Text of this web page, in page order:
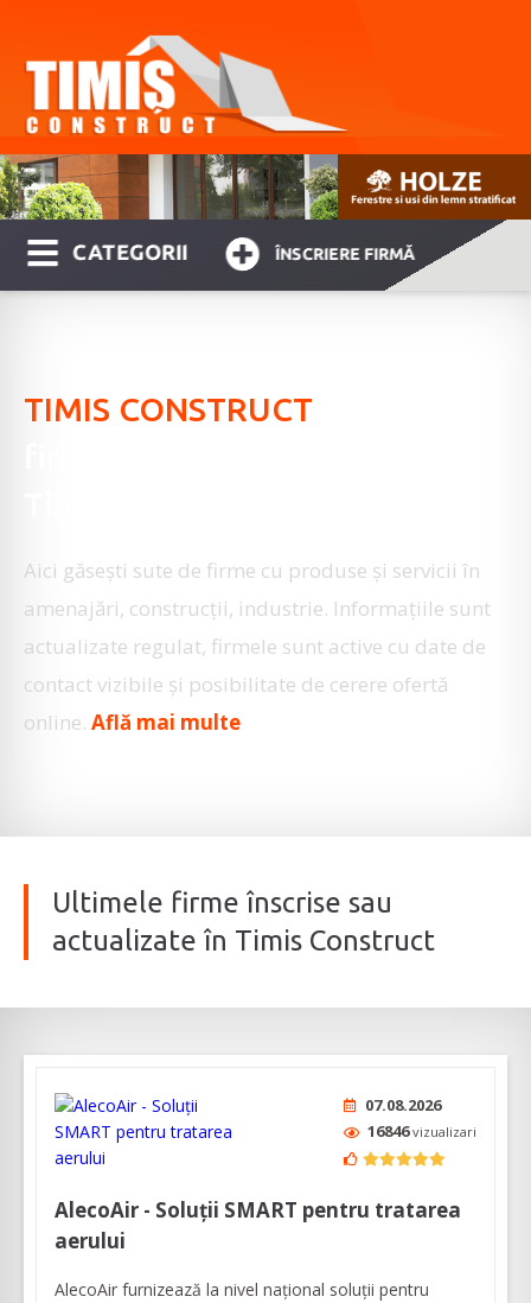
CATEGORII ÎNSCRIERE FIRMĂ
TIMIS CONSTRUCT
Aici găseşti sute de firme cu produse şi servicii în
amenajări, construcţii, industrie. Informaţiile sunt
actualizate regulat, firmele sunt active cu date de
contact vizibile şi posibilitate de cerere ofertă
online. Află mai multe
Ultimele firme înscrise sau
actualizate în Timis Construct
07.08.2026
16846vizualizari
AlecoAir - Soluții SMART pentru tratarea
aerului
AlecoAir furnizează la nivel național soluții pentru